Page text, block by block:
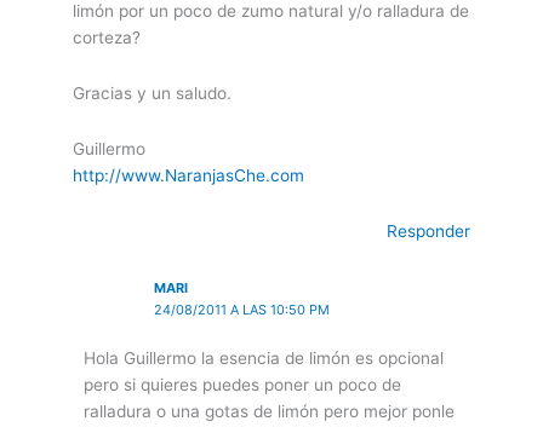
limón por un poco de zumo natural y/o ralladura de
corteza?
Gracias y un saludo.
Guillermo
http://www.NaranjasChe.com
Responder
MARI
24/08/2011 A LAS 10:50 PM
Hola Guillermo la esencia de limón es opcional
pero si quieres puedes poner un poco de
ralladura o una gotas de limón pero mejor ponle